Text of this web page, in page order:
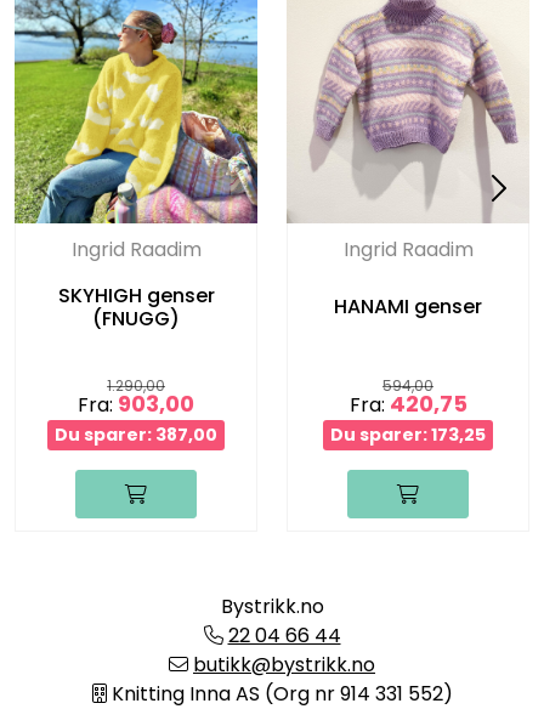
Ingrid Raadim
SKYHIGH genser
(FNUGG)
1.290,00
Fra: 903,00
Du sparer: 387,00
Ingrid Raadim
HANAMI genser
594,00
Fra: 420,75
Du sparer: 173,25
Bystrikk.no
22 04 66 44
butikk@bystrikk.no
Knitting Inna AS (Org nr 914 331 552)